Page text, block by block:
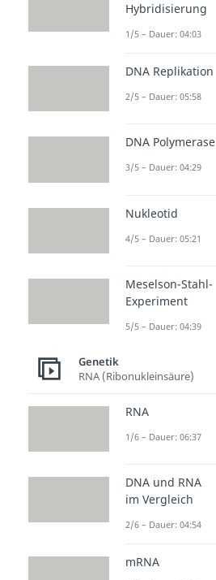
Hybridisierung
1/5 – Dauer: 04:03
DNA Replikation
2/5 – Dauer: 05:58
DNA Polymerase
3/5 – Dauer: 04:29
Nukleotid
4/5 – Dauer: 05:21
Meselson-Stahl-
Experiment
5/5 – Dauer: 04:39
Genetik
RNA (Ribonukleinsäure)
RNA
1/6 – Dauer: 06:37
DNA und RNA
im Vergleich
2/6 – Dauer: 04:54
mRNA